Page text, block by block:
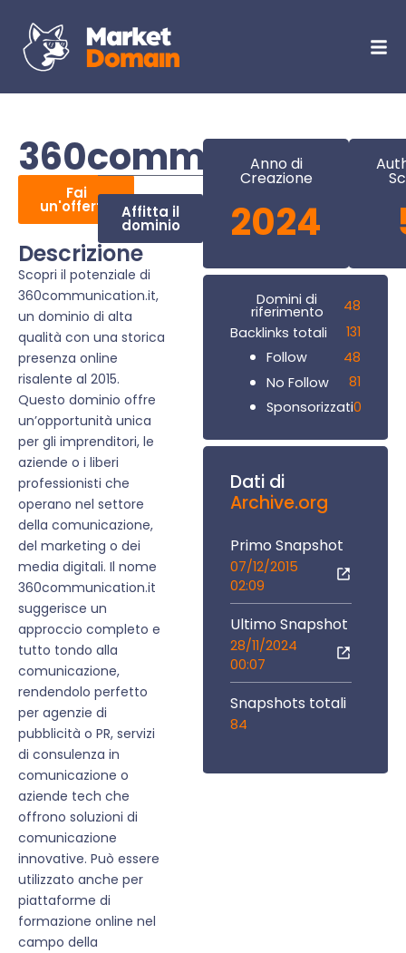
Fai
un'offerta Affitta il
dominio
Descrizione
Scopri il potenziale di
360communication.it,
un dominio di alta
qualità con una storica
presenza online
risalente al 2015.
Questo dominio offre
un’opportunità unica
per gli imprenditori, le
aziende o i liberi
professionisti che
operano nel settore
della comunicazione,
del marketing o dei
media digitali. Il nome
360communication.it
suggerisce un
approccio completo e
tutto tondo alla
comunicazione,
rendendolo perfetto
per agenzie di
pubblicità o PR, servizi
di consulenza in
comunicazione o
aziende tech che
offrono soluzioni di
comunicazione
innovative. Può essere
utilizzato anche per
piattaforme di
formazione online nel
campo della
Anno di
Creazione
2024
Domini di
riferimento
48
Backlinks totali
131
Follow
48
No Follow
81
Sponsorizzati0
Dati di
Archive.org
Primo Snapshot
07/12/2015
02:09
Ultimo Snapshot
28/11/2024
00:07
Snapshots totali
84